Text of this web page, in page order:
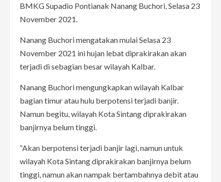
BMKG Supadio Pontianak Nanang Buchori, Selasa 23
November 2021.
Nanang Buchori mengatakan mulai Selasa 23
November 2021 ini hujan lebat diprakirakan akan
terjadi di sebagian besar wilayah Kalbar.
Nanang Buchori mengungkapkan wilayah Kalbar
bagian timur atau hulu berpotensi terjadi banjir.
Namun begitu, wilayah Kota Sintang diprakirakan
banjirnya belum tinggi.
“Akan berpotensi terjadi banjir lagi, namun untuk
wilayah Kota Sintang diprakirakan banjirnya belum
tinggi, namun akan nampak bertambahnya debit atau